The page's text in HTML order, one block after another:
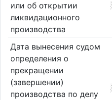
или об открытии
ликвидационного
производства
Дата вынесения судом
определения о
прекращении
(завершении)
производства по делу